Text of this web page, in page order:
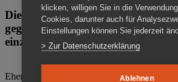
Die Gedenkstätte Zuchthaus
gegen das Vergessen. Anschaulich,
einzigartig.
Ehemalige politische Häftlinge der DDR
klicken, willigen Sie in die
Cookies, darunter auch für
Einstellungen können Sie jederzeit
> Zur Datenschutzerklärung
Ablehnen